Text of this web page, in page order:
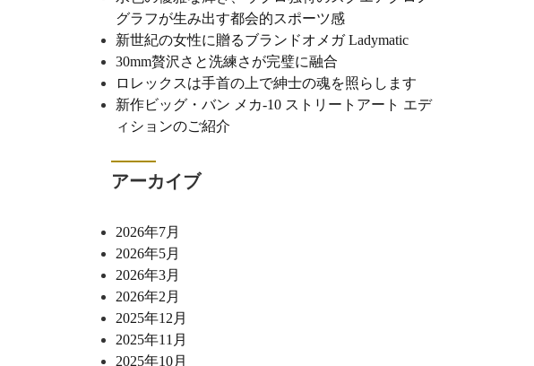
グラフが生み出す都会的スポーツ感
新世紀の女性に贈るブランドオメガ Ladymatic
30mm贅沢さと洗練さが完璧に融合
ロレックスは手首の上で紳士の魂を照らします
新作ビッグ・バン メカ-10 ストリートアート エデ
ィションのご紹介
アーカイブ
2026年7月
2026年5月
2026年3月
2026年2月
2025年12月
2025年11月
2025年10月